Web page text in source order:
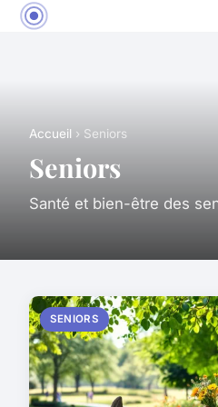
Accueil › Seniors
Seniors
Santé et bien-être des
SENIORS